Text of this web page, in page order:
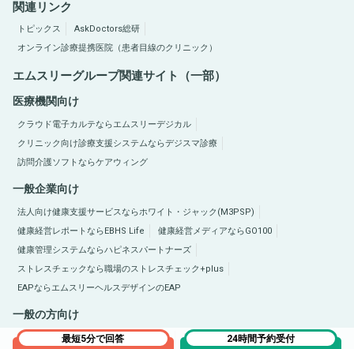
最短5分で回答 24時間予約受付
関連リンク
トピックス
AskDoctors総研
オンライン診療提携医院（患者目線のクリニック）
エムスリーグループ関連サイト（一部）
医療機関向け
クラウド電子カルテならエムスリーデジカル
クリニック向け診療支援システムならデジスマ診療
訪問介護ソフトならケアウィング
一般企業向け
法人向け健康支援サービスならホワイト・ジャック(M3PSP)
健康経営レポートならEBHS Life
健康経営メディアならGO100
健康管理システムならハピネスパートナーズ
ストレスチェックなら職場のストレスチェック+plus
EAPならエムスリーヘルスデザインのEAP
一般の方向け
医療総合サイトQLife（キューライフ） 肥満症総合サイトならひまんラボ